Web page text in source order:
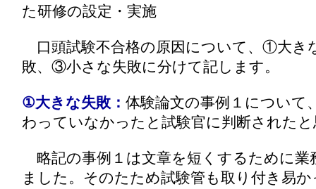
た研修の設定・実施
口頭試験不合格の原因について、①大き
敗、③小さな失敗に分けて記します。
①大きな失敗： 体験論文の事例１について
わっていなかったと試験官に判断された
略記の事例１は文章を短くするために業
ました。そのたため試験管も取り付き易